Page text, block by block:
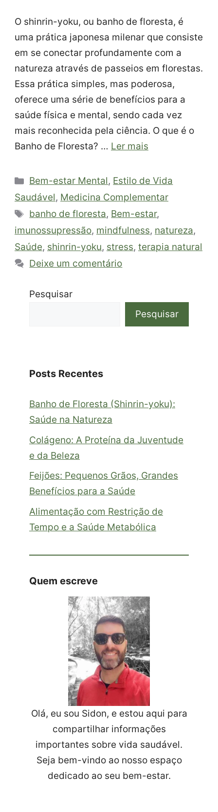
O shinrin-yoku, ou banho de floresta, é
uma prática japonesa milenar que consiste
em se conectar profundamente com a
natureza através de passeios em florestas.
Essa prática simples, mas poderosa,
oferece uma série de benefícios para a
saúde física e mental, sendo cada vez
mais reconhecida pela ciência. O que é o
Banho de Floresta? … Ler mais
Categorias
Bem-estar Mental, Estilo de Vida
Saudável, Medicina Complementar
Tags
banho de floresta, Bem-estar,
imunossupressão, mindfulness, natureza,
Saúde, shinrin-yoku, stress, terapia natural
Deixe um comentário
Pesquisar
Pesquisar
Posts Recentes
Banho de Floresta (Shinrin-yoku):
Saúde na Natureza
Colágeno: A Proteína da Juventude
e da Beleza
Feijões: Pequenos Grãos, Grandes
Benefícios para a Saúde
Alimentação com Restrição de
Tempo e a Saúde Metabólica
Quem escreve
Olá, eu sou Sidon, e estou aqui para
compartilhar informações
importantes sobre vida saudável.
Seja bem-vindo ao nosso espaço
dedicado ao seu bem-estar.